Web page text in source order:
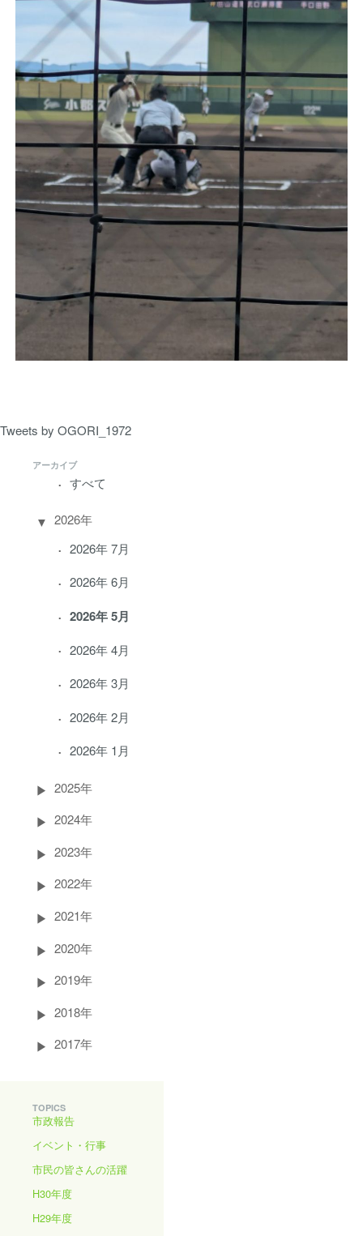
Tweets by OGORI_1972
アーカイブ
すべて
2026年
2026年 7月
2026年 6月
2026年 5月
2026年 4月
2026年 3月
2026年 2月
2026年 1月
2025年
2024年
2023年
2022年
2021年
2020年
2019年
2018年
2017年
TOPICS
市政報告
イベント・行事
市民の皆さんの活躍
H30年度
H29年度